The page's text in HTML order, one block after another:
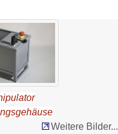
Weitere Bilder...